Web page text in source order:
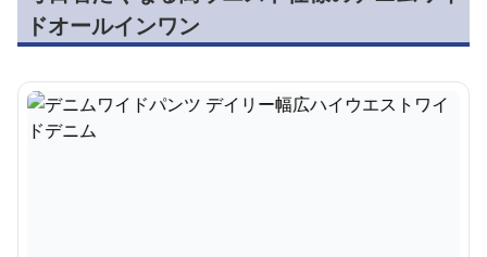
ドオールインワン